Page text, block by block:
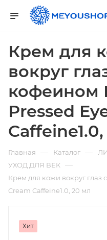
Крем для
вокруг
кофеином
Pressed
Главная — Каталог —
УХОД ДЛЯ ВЕК —
Крем для кожи вокруг глаз
Cream Caffeine1.0, 20 мл
Хит